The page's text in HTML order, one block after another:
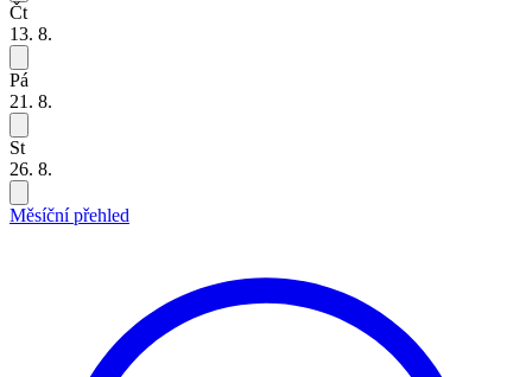
Čt
13. 8.
Pá
21. 8.
St
26. 8.
Měsíční přehled